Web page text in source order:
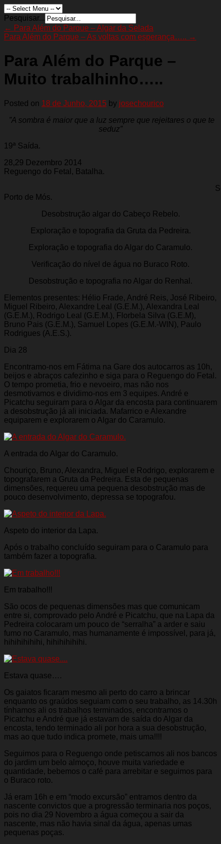
Pesquisar...
← Para Além do Parque – Algar da Selada
Para Além do Parque – As voltas com esperança….. →
Para Além do Parque –
Muito trabalhinho…..
Posted on 18 de Junho, 2015 by josechourico
”A sombra é maior que a luz sempre que rejeitares o que te
seduz”
19ª Saída.
28,29 Dezembro
Reguengo do Fetal, Batalha.
Serro
Porto de Mós.
Desobstrução algar do Cabeço Rebelo.
Exploração e topografia da Gruta da Pedreira.
Exploração e topografia do Algar do Caramulo.
Verificação do nível de água no Buraco Roto.
Desobstrução e topografia no Algar do Renhal.
Elementos presentes: Hélio Frade, André Reis, José Ribeiro,
Miguel Ribeiro, Alexandre Leal (G.E.M.), Alexandra Leal
(G.E.M.), Rodrigo Leal (G.E.M.), Florbela Silva (G.E.M),
Bruno Pais (G.E.M.), Samuel Lopes (G.E.M.-WIN), Paulo
Rodrigues (A.E.S.).
Dia 28
Encontramo-nos em Fátima na Gare dos autocarros as 10h,
beijos e abraços cafezinho e siga para o Reguengo do Fetal.
O tempo prometia, frio e nevoeiro, mas não nos
desmotivamos e dividimo-nos em 3 equipes. André e
Picatchu seguiram para o Algar da encosta para continuarem
a desobstrução já ali iniciada. Mafarrico e Alexandre
equiparem e explorarem o Algar do Caramulo.
A entrada do Algar do Caramulo.
Chouriço, Bruno, Alexandra, Miguel e Rodrigo, explorarem e
topografarem a Gruta da Pedreira. Esta de pequenas
dimensões, requereu uma pequena desobstrução mas de
pouco desenvolvimento, depressa se topografou.
Aspeto do interior da Lapa.
Após o trabalho concluído seguiram para o Caramulo para
também fazer a topografia.
Em trabalho!!!
São ocos de pequenas dimensões mas que comunicam
entre si, comprovado pelo André e Picatchu, que na Lapa da
Pedreira colocaram um pouco de “serralha” a arder e saiu
fumo no Caramulo, mas humanamente é impossível, para já,
hihihihihihi, hihihihihihi.
Estava quase….
Os gaiatos ficaram mesmo ali perto do carro a brincar
enquanto os graúdos seguiam com o seu trabalho, as 14.30h
tínhamos ali os trabalhos terminados, encontramos o
Picatchu e André que já estavam de saída do Algar da
encosta, tendo terminado ali por hora a sua desobstrução,
mas ao que tudo indica promete, mais uma!!!!
Seguimos para o Reguengo onde petiscamos ali nos bancos
do jardim um belo almoço, houve muita variedade e
quantidade, bebemos o café para arrebitar e seguimos para
o Buraco roto.
Já eram 16h e em “modo excursão” entramos dentro da
nascente convictos que a progressão terminaria nos poços,
pois no dia 29 Novembro a água começou a sair da
nascente, mas não havia sinal da água, apenas umas
pequenas poças.